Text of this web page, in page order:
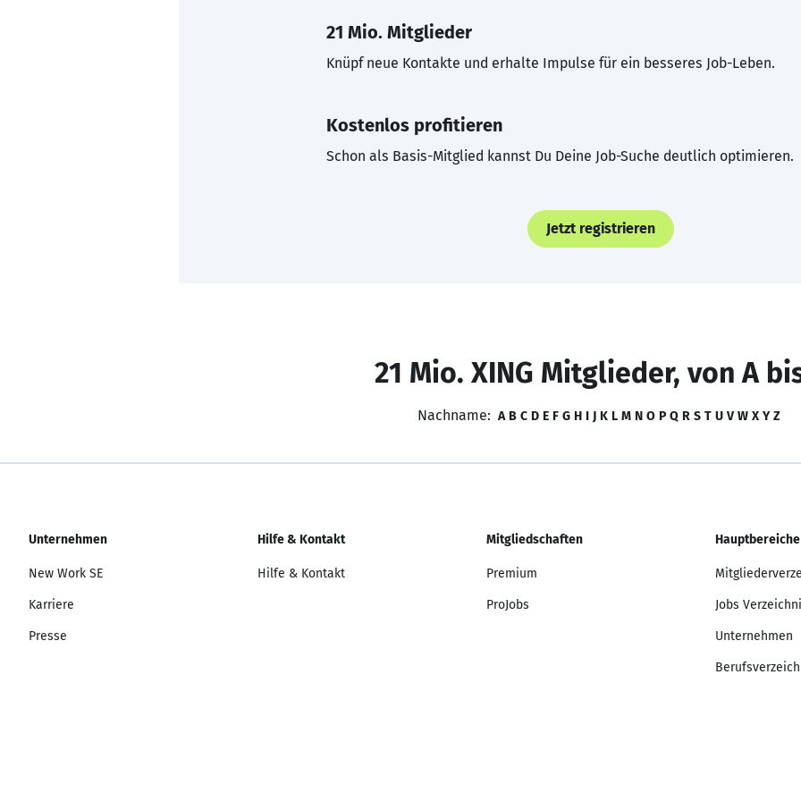
21 Mio. Mitglieder
Knüpf neue Kontakte und erhalte Impulse für ein besseres Job-Leben.
Kostenlos profitieren
Schon als Basis-Mitglied kannst Du Deine Job-Suche deutlich optimieren.
Jetzt registrieren
21 Mio. XING Mitglieder, von A
Nachname: A B C D E F G H I J K L M N O P Q R S T U V W X Y Z
Unternehmen
New Work SE
Karriere
Presse
Hilfe & Kontakt
Hilfe & Kontakt
Mitgliedschaften
Premium
ProJobs
Hauptbereiche
Jobs
Unternehmen